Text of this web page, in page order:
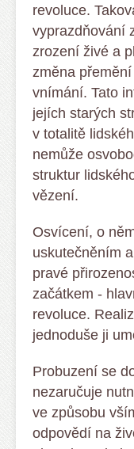
revoluce.
vyprazdňování
zrození živé a
změna
vnímání. Tato
jejích starých
v totalitě
nemůže
struktur
vězení.
Osvícení, o
uskutečněním
pravé
začátkem -
revoluce.
jednoduše ji
Probuzení se
nezaručuje
ve způsobu
odpovědí na